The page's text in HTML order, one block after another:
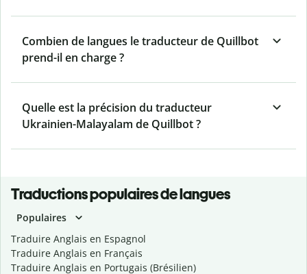
Combien de langues le traducteur de Quillbot
prend-il en charge ?
Quelle est la précision du traducteur
Ukrainien-Malayalam de Quillbot ?
Traductions populaires de langues
Populaires
Traduire Anglais en Espagnol
Traduire Anglais en Français
Traduire Anglais en Portugais (Brésilien)